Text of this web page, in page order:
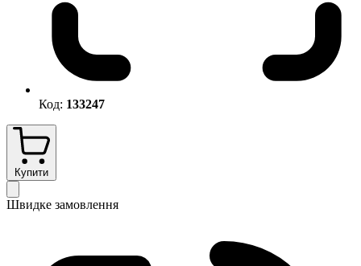
Код: 133247
Купити
Швидке замовлення